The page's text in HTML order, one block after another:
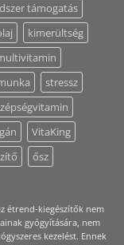
támogatás
kimerültség
stressz
VitaKing
ősz
étrend-kiegészítők nem
gyógyítására, nem
kezelést. Ennek